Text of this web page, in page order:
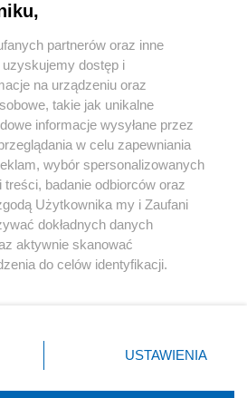
Instagram Youtube
partnerów oraz inne
dostęp i
na urządzeniu oraz
takie jak unikalne
informacje wysyłane przez
w celu zapewniania
wybór spersonalizowanych
badanie odbiorców oraz
Użytkownika my i Zaufani
dokładnych danych
aktywnie skanować
do celów identyfikacji.
przycisk ustawień prywatności
dolnym rogu strony
nie wymagają zgody
USTAWIENIA